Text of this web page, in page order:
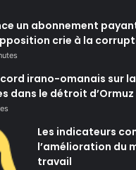
un abonnement
crie à la
irano-omanais sur
dans le détroit d’Ormuz
Les indicateurs
l’amélioration du
travail